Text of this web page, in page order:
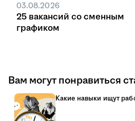
03.08.2026
25 вакансий со сменным
графиком
Вам могут понравиться
Какие навыки ищут